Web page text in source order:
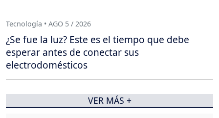
Tecnología • AGO 5 / 2026
¿Se fue la luz? Este es el tiempo que debe
esperar antes de conectar sus
electrodomésticos
VER MÁS +